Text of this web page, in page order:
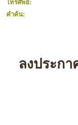
โทรศัพย์:
คำค้น:
ลงประกา